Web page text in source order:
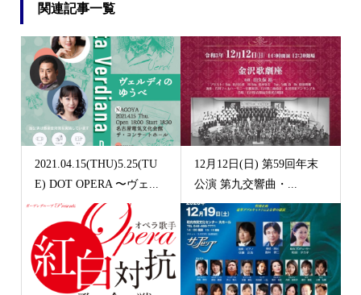
関連記事一覧
2021.04.15(THU)5.25(TU
E) DOT OPERA 〜ヴェ...
12月12日(日) 第59回年末
公演 第九交響曲・...